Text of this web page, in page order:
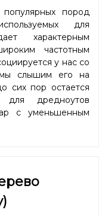
пород
для
характерным
частотным
у нас со
мы слышим его на
сих пор остается
для дредноутов
с уменьшенным